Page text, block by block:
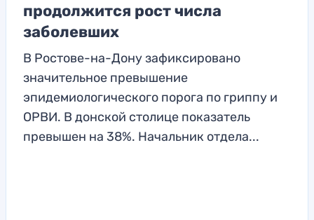
продолжится рост числа
заболевших
В Ростове-на-Дону зафиксировано
значительное превышение
эпидемиологического порога по гриппу и
ОРВИ. В донской столице показатель
превышен на 38%. Начальник отдела...